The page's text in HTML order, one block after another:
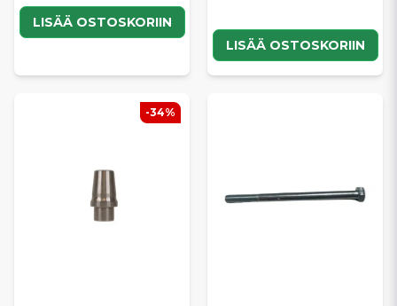
LISÄÄ OSTOSKORIIN
LISÄÄ OSTOSKORIIN
-34%